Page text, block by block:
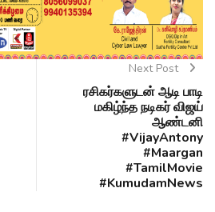
Next Post
ரசிகர்களுடன் ஆடி பாடி
மகிழ்ந்த நடிகர் விஜய்
ஆண்டனி
#VijayAntony
#Maargan
#TamilMovie
#KumudamNews